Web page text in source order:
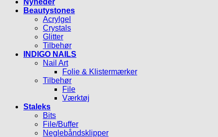
Nyheder
Beautystones
Acrylgel
Crystals
Glitter
Tilbehør
INDIGO NAILS
Nail Art
Folie & Klistermærker
Tilbehør
File
Værktøj
Staleks
Bits
File/Buffer
Neglebåndsklipper